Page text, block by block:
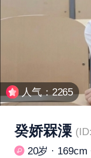
人气：2265
癸娇槑潥
20岁 · 169cm